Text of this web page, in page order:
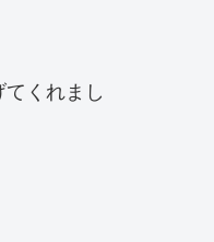
くれまし